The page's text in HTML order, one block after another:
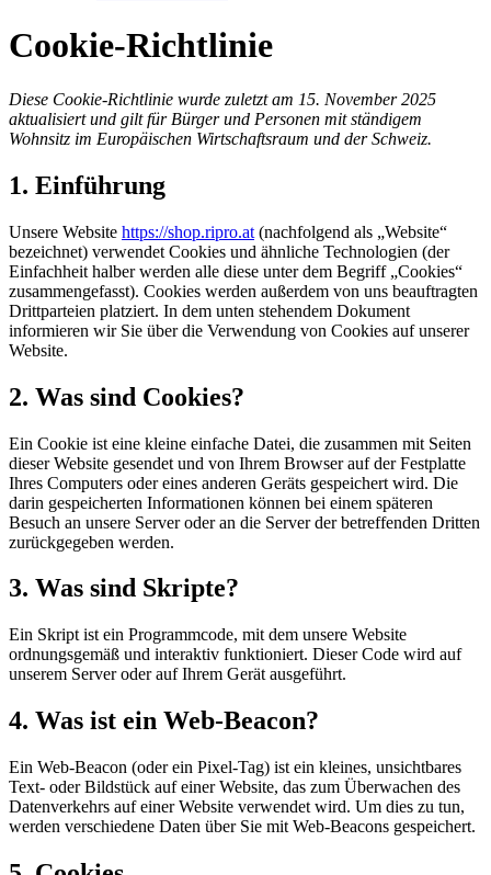
Cookie-Richtlinie
Diese Cookie-Richtlinie wurde zuletzt am 15. November 2025
aktualisiert und gilt für Bürger und Personen mit ständigem
Wohnsitz im Europäischen Wirtschaftsraum und der Schweiz.
1. Einführung
Unsere Website https://shop.ripro.at (nachfolgend als „Website“
bezeichnet) verwendet Cookies und ähnliche Technologien (der
Einfachheit halber werden alle diese unter dem Begriff „Cookies“
zusammengefasst). Cookies werden außerdem von uns beauftragten
Drittparteien platziert. In dem unten stehendem Dokument
informieren wir Sie über die Verwendung von Cookies auf unserer
Website.
2. Was sind Cookies?
Ein Cookie ist eine kleine einfache Datei, die zusammen mit Seiten
dieser Website gesendet und von Ihrem Browser auf der Festplatte
Ihres Computers oder eines anderen Geräts gespeichert wird. Die
darin gespeicherten Informationen können bei einem späteren
Besuch an unsere Server oder an die Server der betreffenden Dritten
zurückgegeben werden.
3. Was sind Skripte?
Ein Skript ist ein Programmcode, mit dem unsere Website
ordnungsgemäß und interaktiv funktioniert. Dieser Code wird auf
unserem Server oder auf Ihrem Gerät ausgeführt.
4. Was ist ein Web-Beacon?
Ein Web-Beacon (oder ein Pixel-Tag) ist ein kleines, unsichtbares
Text- oder Bildstück auf einer Website, das zum Überwachen des
Datenverkehrs auf einer Website verwendet wird. Um dies zu tun,
werden verschiedene Daten über Sie mit Web-Beacons gespeichert.